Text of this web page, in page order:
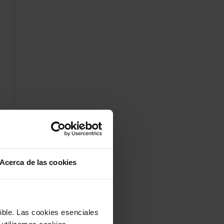
Acerca de las cookies
Las cookies esenciales